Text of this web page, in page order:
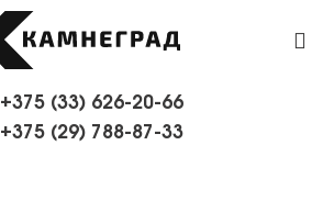
+375 (33) 626-20-66
+375 (29) 788-87-33